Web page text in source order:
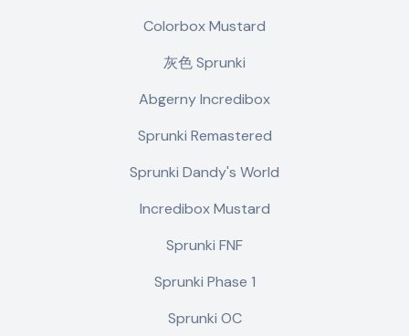
Colorbox Mustard
灰色 Sprunki
Abgerny Incredibox
Sprunki Remastered
Sprunki Dandy's World
Incredibox Mustard
Sprunki FNF
Sprunki Phase 1
Sprunki OC